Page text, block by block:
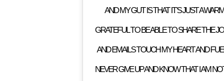
AND MY GUT IS THAT IT’S JUST A
GRATEFUL TO BE ABLE TO SHARE THE
AND EMAILS TOUCH MY HEART AND
NEVER GIVE UP AND KNOW THAT I AM